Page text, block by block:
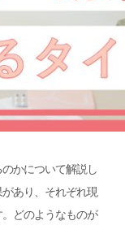
かについて解説し
あり、それぞれ現
どのようなものが